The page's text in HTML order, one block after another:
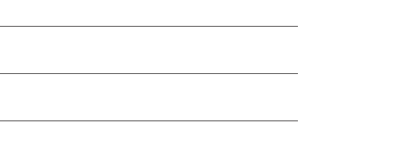
kaupunkia.
talon tunnelma, toimiva
tavalla, joka tekee siitä erinomaisen
kuin kaupunkiasunnoksi.